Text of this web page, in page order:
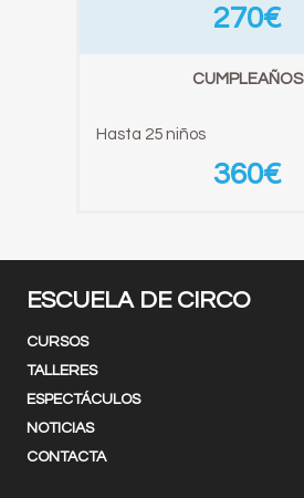
270€
CUMPLEAÑOS
Hasta 25 niños
360€
ESCUELA DE CIRCO
CURSOS
TALLERES
ESPECTÁCULOS
NOTICIAS
CONTACTA